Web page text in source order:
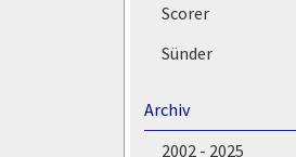
Scorer
Sünder
Archiv
2002 - 2025